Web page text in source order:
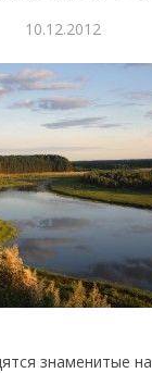
10.12.2012
знаменитые